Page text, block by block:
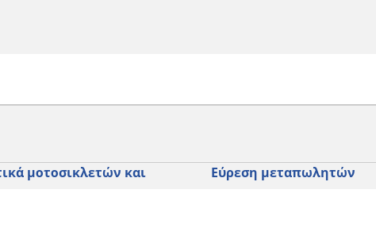
μοτοσικλετών και
Εύρεση μεταπωλητών